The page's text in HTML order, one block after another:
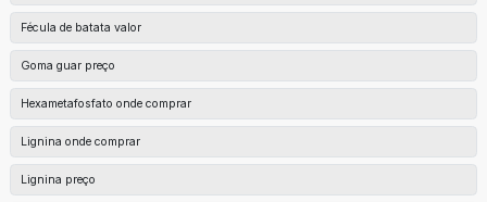
Fécula de batata valor
Goma guar preço
Hexametafosfato onde comprar
Lignina onde comprar
Lignina preço